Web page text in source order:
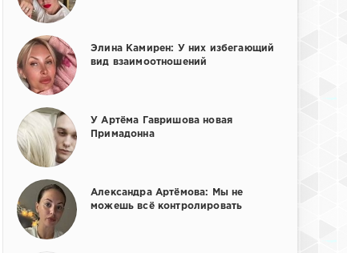
Элина Камирен: У них избегающий
вид взаимоотношений
У Артёма Гавришова новая
Примадонна
Александра Артёмова: Мы не
можешь всё контролировать